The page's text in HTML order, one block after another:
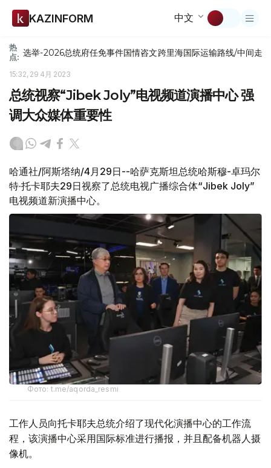
KAZINFORM 中文
热
点: 选举-2026总统府任免事件国情咨文跨里海国际运输路线/中间走廊
15:32, 29 4月 2023
总统视察“Jibek Joly”电视频道演播中心 强
调大众媒体重要性
哈通社/阿斯塔纳/4月29日--哈萨克斯坦总统哈斯穆-卓玛尔
特·托卡耶夫29日视察了总统电视广播综合体“Jibek Joly”
电视频道新演播中心。
Фото: t.me/aqorda_resmi
工作人员向托卡耶夫总统介绍了现代化演播中心的工作流
程，该演播中心采用国际标准进行播报，并且配备机器人摄
像机。